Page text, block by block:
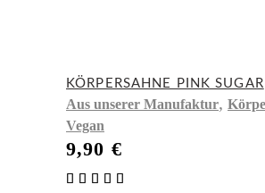
KÖRPERSAHNE PINK SUGAR
Aus unserer Manufaktur,
Vegan
9,90 €